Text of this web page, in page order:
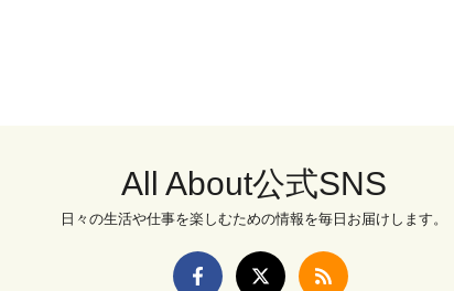
All About公式SNS
日々の生活や仕事を楽しむための情報を毎日お届けします。